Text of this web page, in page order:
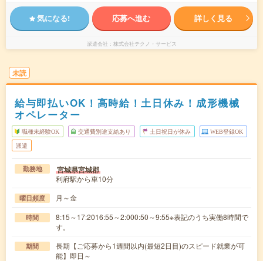
気になる! 応募へ進む 詳しく見る
派遣会社 株式会社テクノ・サービス
未読
給与即払いOK！高時給！土日休み！成形機械
オペレーター
職種未経験OK 交通費別途支給あり 土日祝日が休み WEB登録OK
派遣
勤務地 宮城県宮城郡
利府駅から車10分
曜日頻度 月～金
時間
8:15～17:2016:55～2:000:50～9:55※表記のうち実働8時間で
す。
期間
長期【ご応募から1週間以内(最短2日目)のスピード就業が可
能】即日～